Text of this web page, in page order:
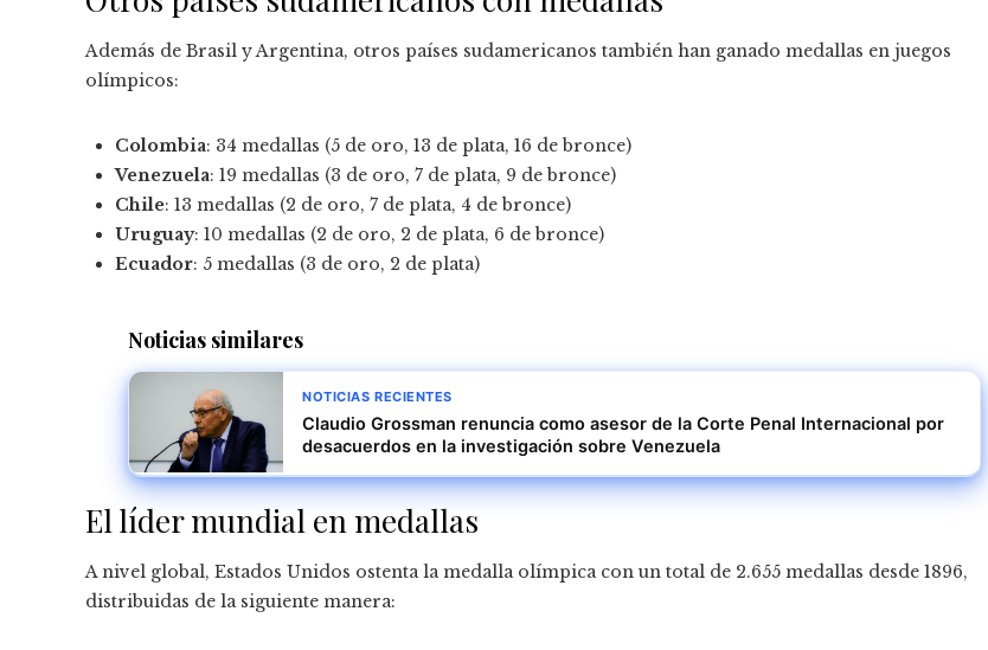
Además de Brasil y Argentina, otros países sudamericanos también han ganado medallas en juegos
olímpicos:
Colombia: 34 medallas (5 de oro, 13 de plata, 16 de bronce)
Venezuela: 19 medallas (3 de oro, 7 de plata, 9 de bronce)
Chile: 13 medallas (2 de oro, 7 de plata, 4 de bronce)
Uruguay: 10 medallas (2 de oro, 2 de plata, 6 de bronce)
Ecuador: 5 medallas (3 de oro, 2 de plata)
Noticias similares
NOTICIAS RECIENTES
Claudio Grossman renuncia como asesor de la Corte Penal Internacional por
desacuerdos en la investigación sobre Venezuela
El líder mundial en medallas
A nivel global, Estados Unidos ostenta la medalla olímpica con un total de 2.655 medallas desde 1896,
distribuidas de la siguiente manera: